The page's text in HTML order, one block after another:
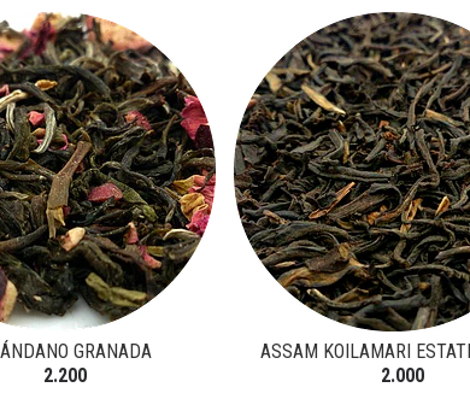
GRANADA
2.200
ASSAM KOILAMARI
2.000